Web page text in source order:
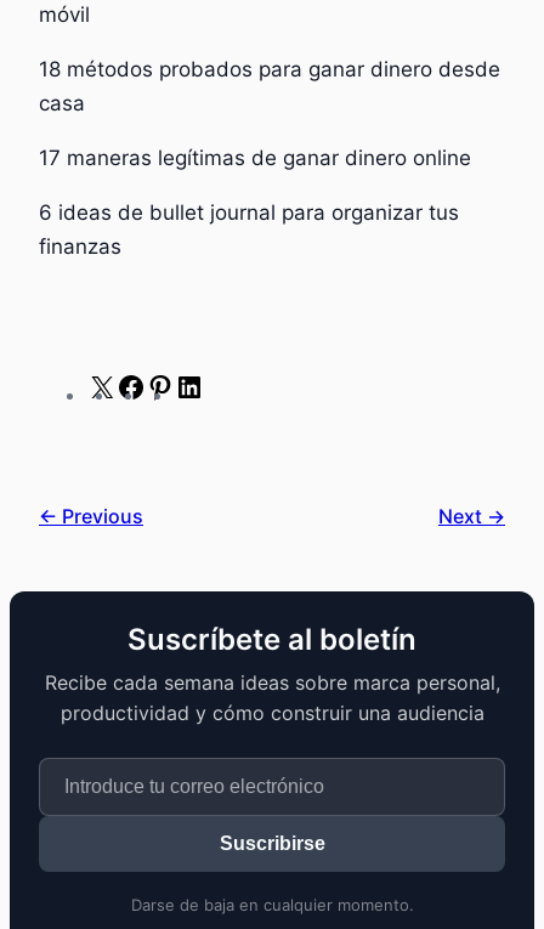
móvil
18 métodos probados para ganar dinero desde
casa
17 maneras legítimas de ganar dinero online
6 ideas de bullet journal para organizar tus
finanzas
X Facebook
Pinterest
← Previous Next →
Suscríbete al boletín
Recibe cada semana ideas sobre marca personal,
productividad y cómo construir una audiencia
Suscribirse
Darse de baja en cualquier momento.